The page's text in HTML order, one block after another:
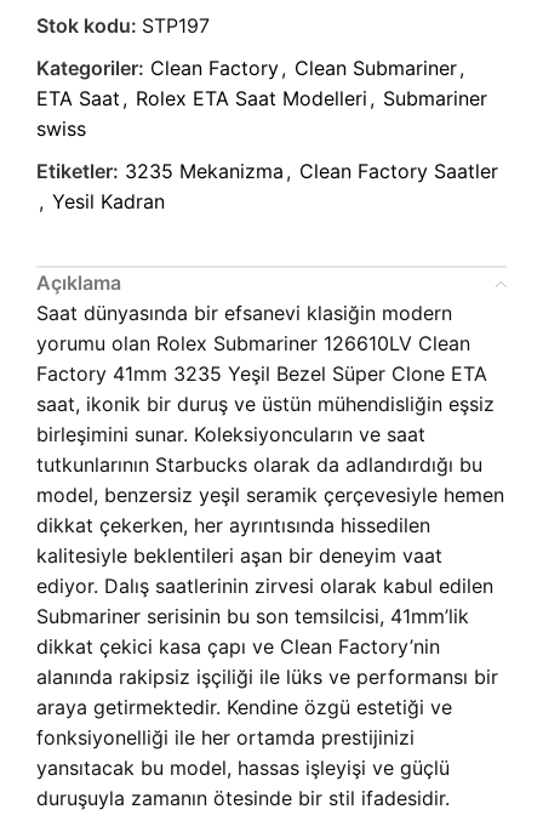
Stok kodu: STP197
Kategoriler: Clean Factory, Clean Submariner,
ETA Saat , Rolex ETA Saat Modelleri , Submariner
swiss
Etiketler: 3235 Mekanizma , Clean Factory Saatler
, Yesil Kadran
Açıklama
Saat dünyasında bir efsanevi klasiğin modern
yorumu olan Rolex Submariner 126610LV Clean
Factory 41mm 3235 Yeşil Bezel Süper Clone ETA
saat, ikonik bir duruş ve üstün mühendisliğin eşsiz
birleşimini sunar. Koleksiyoncuların ve saat
tutkunlarının Starbucks olarak da adlandırdığı bu
model, benzersiz yeşil seramik çerçevesiyle hemen
dikkat çekerken, her ayrıntısında hissedilen
kalitesiyle beklentileri aşan bir deneyim vaat
ediyor. Dalış saatlerinin zirvesi olarak kabul edilen
Submariner serisinin bu son temsilcisi, 41mm’lik
dikkat çekici kasa çapı ve Clean Factory’nin
alanında rakipsiz işçiliği ile lüks ve performansı bir
araya getirmektedir. Kendine özgü estetiği ve
fonksiyonelliği ile her ortamda prestijinizi
yansıtacak bu model, hassas işleyişi ve güçlü
duruşuyla zamanın ötesinde bir stil ifadesidir.